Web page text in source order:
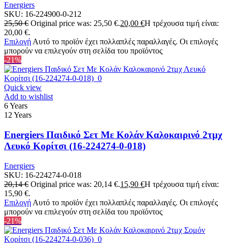
Energiers
SKU: 16-224900-0-212
25,50€ Original price was: 25,50 €.20,00 €Η τρέχουσα τιμή είναι:
20,00 €.
Επιλογή Αυτό το προϊόν έχει πολλαπλές παραλλαγές. Οι επιλογές
μπορούν να επιλεγούν στη σελίδα του προϊόντος
-21%
Quick view
Add to wishlist
6 Years
12 Years
Energiers Παιδικό Σετ Mε Κολάν Καλοκαιρινό 2τμχ
Λευκό Κορίτσι (16-224274-0-018)
Energiers
SKU: 16-224274-0-018
20,14€ Original price was: 20,14 €.15,90 €Η τρέχουσα τιμή είναι:
15,90 €.
Επιλογή Αυτό το προϊόν έχει πολλαπλές παραλλαγές. Οι επιλογές
μπορούν να επιλεγούν στη σελίδα του προϊόντος
-21%